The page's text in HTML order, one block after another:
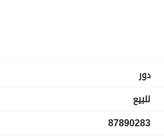
دور
للبيع
87890283